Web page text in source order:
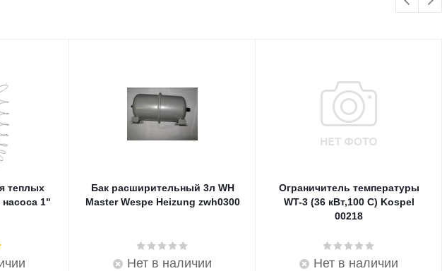
теплых
1"
Бак расширительный 3л WH
Master Wespe Heizung zwh0300
Нет в наличии
Ограничитель температуры
WT-3 (36 кВт,100 С) Kospel
00218
Нет в наличии